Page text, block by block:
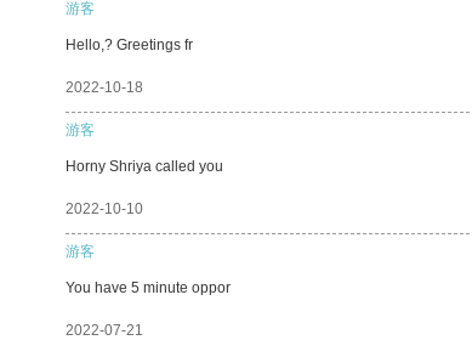
游客
Hello,? Greetings fr
2022-10-18
游客
Horny Shriya called you
2022-10-10
游客
You have 5 minute oppor
2022-07-21